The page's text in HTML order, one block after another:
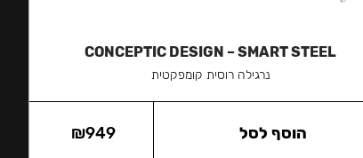
CONCEPTIC DESIGN – SMART STEEL
נרגילה רוסית קומפקטית
₪949 הוסף לסל